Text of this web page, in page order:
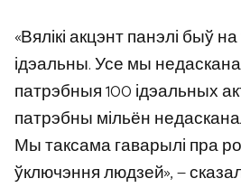
«Вялікі акцэнт панэлі быў
ідэальны. Усе мы
патрэбныя 100 ідэальных
патрэбны мільён
Мы таксама гаварылі пра
ўключэння людзей», —